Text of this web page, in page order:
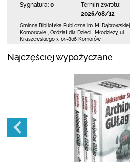
Sygnatura: 0
Termin zwrotu:
2026/08/12
Gminna Biblioteka Publiczna im. M. Dąbrowskiej
Komorowie
Oddział dla Dzieci i Młodzieży, ul.
Kraszewskiego 3 05-806 Komorów
Najczęściej wypożyczane